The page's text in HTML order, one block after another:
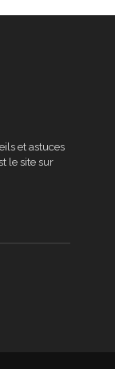
et astuces
le site sur